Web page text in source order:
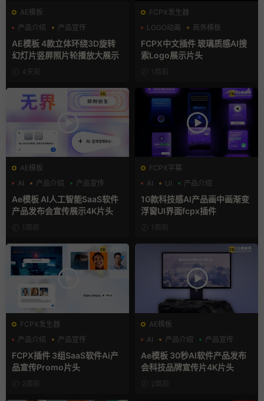
AE模板
产品介绍
产品宣传
产品展示
AE模板 4款立体环绕3D旋转
幻灯片竖屏照片轮播放大展示
4天前
FCPX发生器
LOGO动画
商务模板
支持Intel+M芯片
FCPX中文插件 玻璃质感AI搜
索Logo展示片头
1周前
AE模板
AI
产品介绍 产品宣传
Ae模板 AI人工智能SaaS软件
产品发布会宣传展示4K片头
1周前
FCPX字幕
AI
UI 产品介绍
10款科技感AI产品画中画渐变
浮窗UI界面fcpx插件
1周前
FCPX发生器
产品介绍
产品宣传
产品展示
FCPX插件 3组SaaS软件Ai产
品宣传Promo片头
2周前
AE模板
AI
产品介绍 产品宣传
Ae模板 30秒AI软件产品发布
会科技品牌宣传片4K片头
2周前